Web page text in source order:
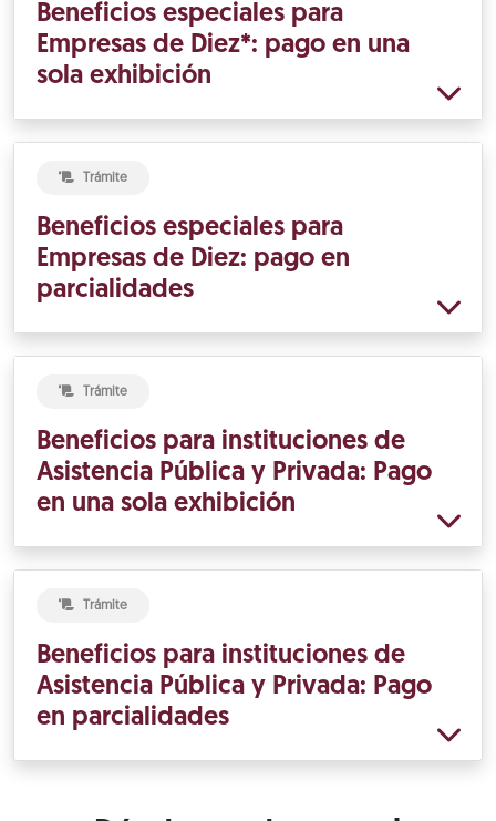
Beneficios especiales para
Empresas de Diez*: pago en una
sola exhibición
Trámite
Beneficios especiales para
Empresas de Diez: pago en
parcialidades
Trámite
Beneficios para instituciones de
Asistencia Pública y Privada: Pago
en una sola exhibición
Trámite
Beneficios para instituciones de
Asistencia Pública y Privada: Pago
en parcialidades